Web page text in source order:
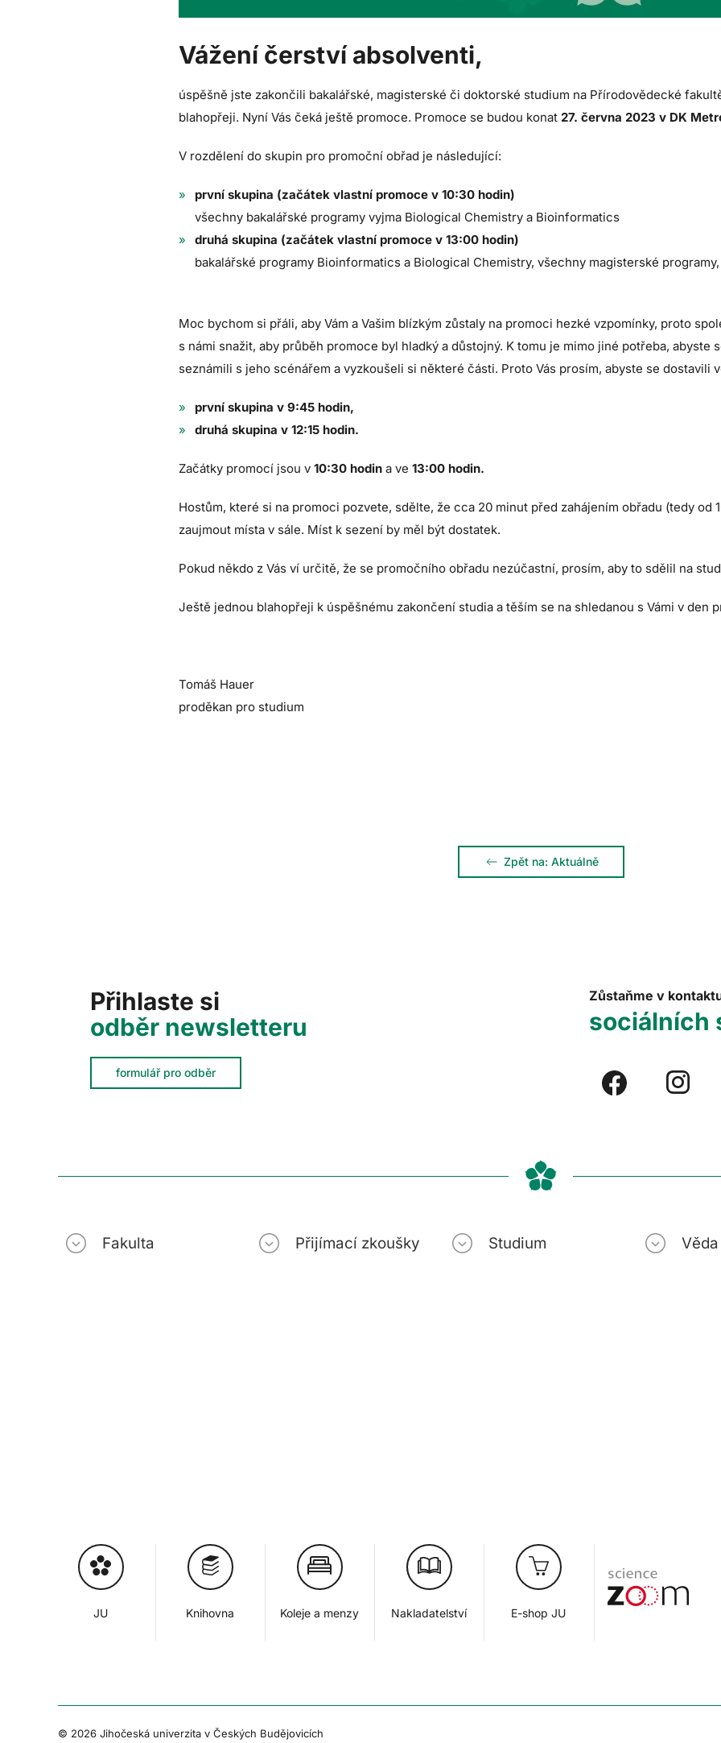
Vážení čerství absolventi,
úspěšně jste zakončili bakalářské, magisterské či doktorské studium na Přírodovědecké
blahopřeji. Nyní Vás čeká ještě promoce. Promoce se budou konat 27. června 2023 v DK
V rozdělení do skupin pro promoční obřad je následující:
první skupina (začátek vlastní promoce v 10:30 hodin)
všechny bakalářské programy vyjma Biological Chemistry a Bioinformatics
druhá skupina (začátek vlastní promoce v 13:00 hodin)
bakalářské programy Bioinformatics a Biological Chemistry, všechny magisterské
Moc bychom si přáli, aby Vám a Vašim blízkým zůstaly na promoci hezké vzpomínky, proto
s námi snažit, aby průběh promoce byl hladký a důstojný. K tomu je mimo jiné potřeba, abyste
seznámili s jeho scénářem a vyzkoušeli si některé části. Proto Vás prosím, abyste se dostavili
první skupina v 9:45 hodin,
druhá skupina v 12:15 hodin.
Začátky promocí jsou v 10:30 hodin a ve 13:00 hodin.
Hostům, které si na promoci pozvete, sdělte, že cca 20 minut před zahájením obřadu (tedy od
zaujmout místa v sále. Míst k sezení by měl být dostatek.
Pokud někdo z Vás ví určitě, že se promočního obřadu nezúčastní, prosím, aby to sdělil na
Ještě jednou blahopřeji k úspěšnému zakončení studia a těším se na shledanou s Vámi v den
Tomáš Hauer
proděkan pro studium
Zpět na: Aktuálně
Přihlaste si
odběr newsletteru
formulář pro odběr
Zůstaňme v
sociálních
Fakulta Přijímací zkoušky Studium
JU Knihovna Koleje a menzy Nakladatelství E-shop JU
© 2026 Jihočeská univerzita v Českých Budějovicích